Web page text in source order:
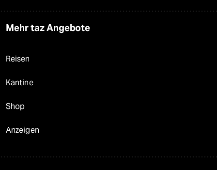
Mehr taz Angebote
Reisen
Kantine
Shop
Anzeigen